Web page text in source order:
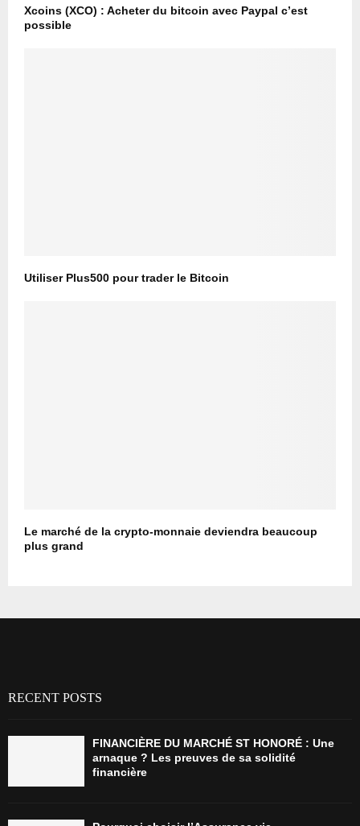
Xcoins (XCO) : Acheter du bitcoin avec Paypal c’est
possible
Utiliser Plus500 pour trader le Bitcoin
Le marché de la crypto-monnaie deviendra beaucoup
plus grand
RECENT POSTS
FINANCIÈRE DU MARCHÉ ST HONORÉ : Une
arnaque ? Les preuves de sa solidité
financière